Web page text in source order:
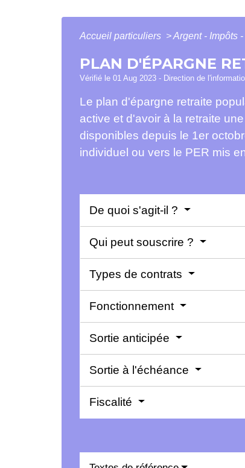
Accueil particuliers >Argent - Impôts
PLAN D'ÉPARGNE
Vérifié le 01 Aug 2023 - Direction de
Le plan d'épargne retraite
active et d'avoir à la retraite une
disponibles depuis le 1er
individuel ou vers le PER mis
De quoi s'agit-il ?
Qui peut souscrire ?
Types de contrats
Fonctionnement
Sortie anticipée
Sortie à l'échéance
Fiscalité